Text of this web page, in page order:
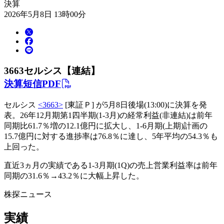
決算
2026年5月8日 13時00分
3663セルシス【連結】
決算短信PDF
セルシス <3663> [東証Ｐ] が5月8日後場(13:00)に決算を発
表。26年12月期第1四半期(1-3月)の経常利益(非連結)は前年
同期比61.7％増の12.1億円に拡大し、1-6月期(上期)計画の
15.7億円に対する進捗率は76.8％に達し、5年平均の54.3％も
上回った。
直近3ヵ月の実績である1-3月期(1Q)の売上営業利益率は前年
同期の31.6％→43.2％に大幅上昇した。
株探ニュース
実績